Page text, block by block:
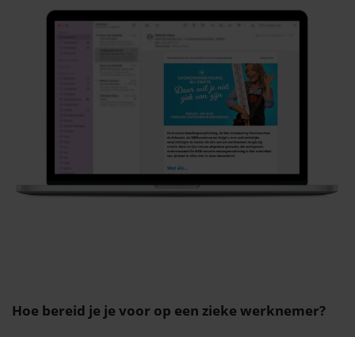
Hoe bereid je je voor op een zieke werknemer?